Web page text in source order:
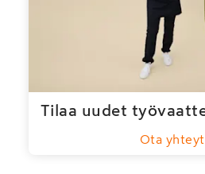
Tilaa uudet
Ota